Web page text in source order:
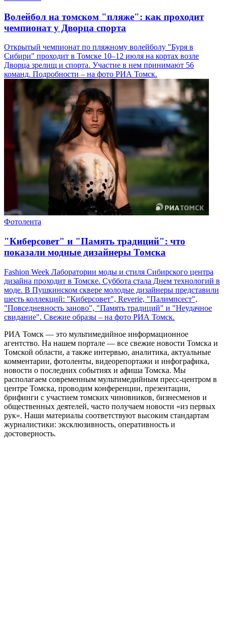
Волейбол на томском "пляже": как проходит
чемпионат у Дворца спорта
Открытый чемпионат по пляжному волейболу "Буря в
Сибири" проходит в Томске 10–12 июля на кортах возле
Дворца зрелищ и спорта. Участие в нем принимают 56
команд. Подробности – на фото РИА Томск.
Фотолента
"Киберсовет" и "Память традиций": что
показали модные дизайнеры Томска
Fashion Week Лаборатории моды и стиля Сибирского центра
дизайна проходит в Томске. Суббота стала Днем технологий в
моде. В Пушкинском сквере молодые дизайнеры представили
шесть коллекций: "Киберсовет", Reverie, "Палимпсест",
"Повседневность заново", "Память традиций" и "Неудачное
свидание". Свежие образы – на фото РИА Томск.
РИА Томск — это мультимедийное информационное
агентство. На нашем портале — все свежие новости Томска и
Томской области, а также интервью, аналитика, актуальные
комментарии, фотоленты, видеорепортажи и инфографика,
новости о последних событиях и афиша Томска. Мы
располагаем современным мультимедийным пресс-центром в
центре Томска, проводим конференции, презентации,
брифинги с участием томских чиновников, бизнесменов и
общественных деятелей, часто получаем новости «из первых
рук». Наши материалы соответствуют высоким стандартам
журналистики: эксклюзивность, оперативность и
достоверность.